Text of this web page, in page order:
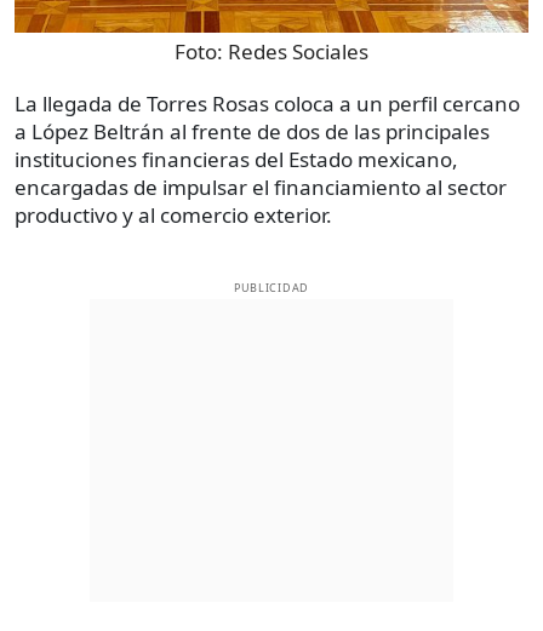
Foto: Redes Sociales
La llegada de Torres Rosas coloca a un perfil cercano
a López Beltrán al frente de dos de las principales
instituciones financieras del Estado mexicano,
encargadas de impulsar el financiamiento al sector
productivo y al comercio exterior.
PUBLICIDAD